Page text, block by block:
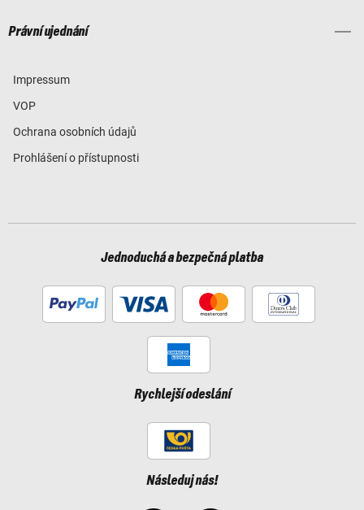
Právní ujednání
Impressum
VOP
Ochrana osobních údajů
Prohlášení o přístupnosti
Jednoduchá a bezpečná platba
Rychlejší odeslání
Následuj nás!